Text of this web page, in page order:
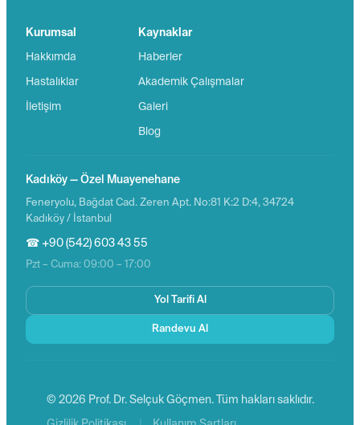
Kurumsal
Hakkımda
Hastalıklar
İletişim
Kaynaklar
Haberler
Akademik Çalışmalar
Galeri
Blog
Kadıköy — Özel Muayenehane
Feneryolu, Bağdat Cad. Zeren Apt. No:81 K:2 D:4, 34724
Kadıköy / İstanbul
☎ +90 (542) 603 43 55
Pzt – Cuma: 09:00 – 17:00
Yol Tarifi Al
Randevu Al
© 2026 Prof. Dr. Selçuk Göçmen. Tüm hakları saklıdır.